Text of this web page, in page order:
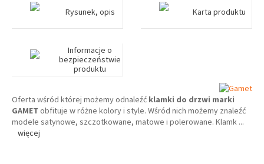
Rysunek, opis Karta produktu
Informacje o
bezpieczeństwie
produktu
Oferta wśród której możemy odnaleźć klamki do drzwi marki
GAMET obfituje w różne kolory i style. Wśród nich możemy znaleźć
modele satynowe, szczotkowane, matowe i polerowane. Klamk ...
więcej